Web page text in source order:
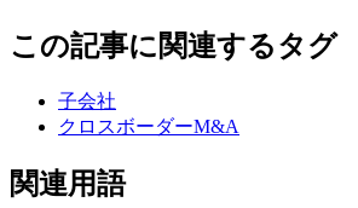
この記事に関連するタグ
子会社
クロスボーダーM&A
関連用語